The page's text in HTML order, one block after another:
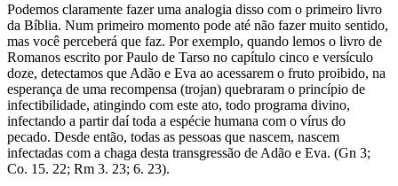
Podemos claramente fazer uma analogia disso com o primeiro livro
da Bíblia. Num primeiro momento pode até não fazer muito sentido,
mas você perceberá que faz. Por exemplo, quando lemos o livro de
Romanos escrito por Paulo de Tarso no capítulo cinco e versículo
doze, detectamos que Adão e Eva ao acessarem o fruto proibido, na
esperança de uma recompensa (trojan) quebraram o princípio de
infectibilidade, atingindo com este ato, todo programa divino,
infectando a partir daí toda a espécie humana com o vírus do
pecado. Desde então, todas as pessoas que nascem, nascem
infectadas com a chaga desta transgressão de Adão e Eva. (Gn 3;
Co. 15. 22; Rm 3. 23; 6. 23).